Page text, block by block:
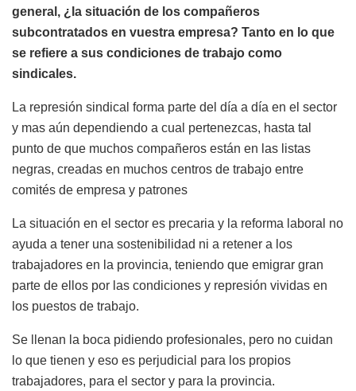
general, ¿la situación de los compañeros
subcontratados en vuestra empresa? Tanto en lo que
se refiere a sus condiciones de trabajo como
sindicales.
La represión sindical forma parte del día a día en el sector
y mas aún dependiendo a cual pertenezcas, hasta tal
punto de que muchos compañeros están en las listas
negras, creadas en muchos centros de trabajo entre
comités de empresa y patrones
La situación en el sector es precaria y la reforma laboral no
ayuda a tener una sostenibilidad ni a retener a los
trabajadores en la provincia, teniendo que emigrar gran
parte de ellos por las condiciones y represión vividas en
los puestos de trabajo.
Se llenan la boca pidiendo profesionales, pero no cuidan
lo que tienen y eso es perjudicial para los propios
trabajadores, para el sector y para la provincia.